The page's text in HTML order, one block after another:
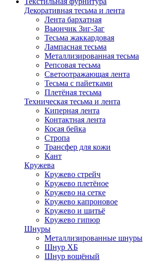
Декоративная тесьма и лента
Лента бархатная
Вьюнчик Зиг-Заг
Тесьма жаккардовая
Лампасная тесьма
Металлизированная тесьма
Репсовая тесьма
Светоотражающая лента
Тесьма с пайетками
Плетёная тесьма
Техническая тесьма и лента
Киперная лента
Контактная лента
Косая бейка
Стропа
Трансфер для кожи
Кант
Кружева
Кружево стрейч
Кружево плетёное
Кружево на сетке
Кружево капроновое
Кружево и шитьё
Кружево гипюр
Шнуры
Металлизированные шнуры
Шнур ХБ
Шнур вощёный